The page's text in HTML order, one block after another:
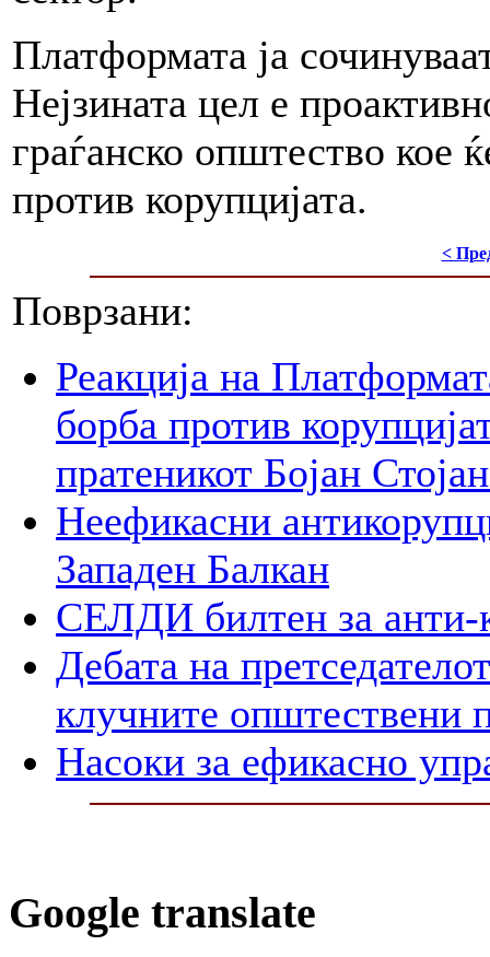
Платформата ја
Нејзината цел е
граѓанско општество кое
против корупцијата.
<
Поврзани:
Реакција на
борба против
пратеникот Бојан
Неефикасни
Западен Балкан
СЕЛДИ билтен за анти-
Дебата на
клучните општествени
Насоки за ефикасно
Google translate